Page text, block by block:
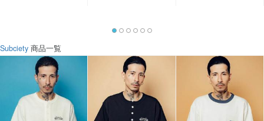
Subciety 商品一覧